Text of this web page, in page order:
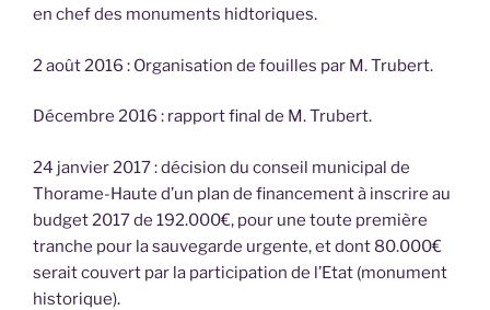
en chef des monuments hidtoriques.
2 août 2016 : Organisation de fouilles par M. Trubert.
Décembre 2016 : rapport final de M. Trubert.
24 janvier 2017 : décision du conseil municipal de
Thorame-Haute d’un plan de financement à inscrire au
budget 2017 de 192.000€, pour une toute première
tranche pour la sauvegarde urgente, et dont 80.000€
serait couvert par la participation de l’Etat (monument
historique).